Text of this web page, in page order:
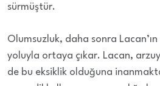
sürmüştür.
Olumsuzluk, daha sonra
yoluyla ortaya çıkar. Lacan,
de bu eksiklik olduğuna